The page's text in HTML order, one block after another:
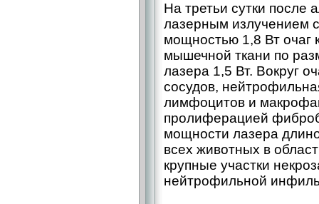
На третьи сутки после
лазерным излучением
мощностью 1,8 Вт очаг
мышечной ткани по
лазера 1,5 Вт. Вокруг
сосудов,
лимфоцитов и
пролиферацией
мощности лазера
всех животных в
крупные участки
нейтрофильной